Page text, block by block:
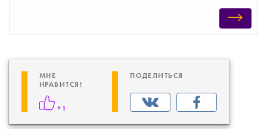
МНЕ
НРАВИТСЯ!
+1
ПОДЕЛИТЬСЯ